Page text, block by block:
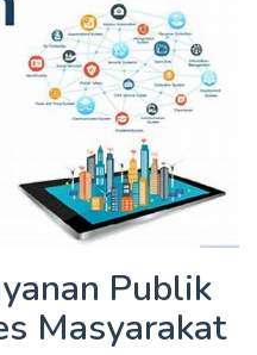
Publik
Masyarakat